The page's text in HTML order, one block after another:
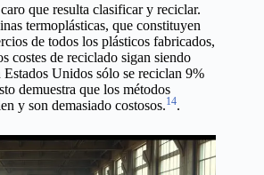
que resulta clasificar y reciclar.
termoplásticas, que constituyen
de todos los plásticos fabricados,
costes de reciclado sigan siendo
Estados Unidos sólo se reciclan 9%
demuestra que los métodos
y son demasiado costosos.14.